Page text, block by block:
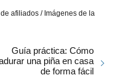
afiliados / Imágenes de la
Guía práctica: Cómo
una piña en casa
de forma fácil